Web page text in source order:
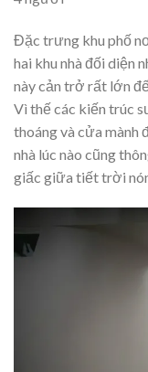
Đặc trưng khu phố
hai khu nhà đối diện
này cản trở rất lớn
Vì thế các kiến trúc
thoáng và cửa mành
nhà lúc nào cũng
giấc giữa tiết trời